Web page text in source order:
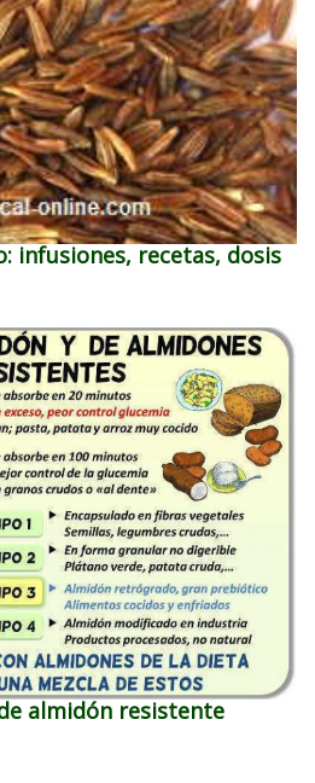
infusiones, recetas, dosis
almidón resistente